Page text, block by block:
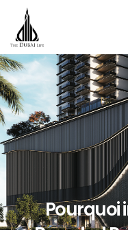
contenu
Pourquoi